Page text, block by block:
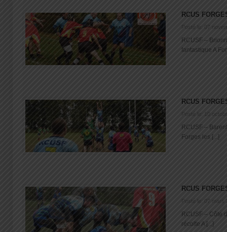
RCUS
Posté le: 07
RCUSF –
fantastique A
RCUS
Posté le: 10
RCUSF –
Forges les [...]
RCUS
Posté le: 07 mars
RCUSF – Côte
récolte A [...]